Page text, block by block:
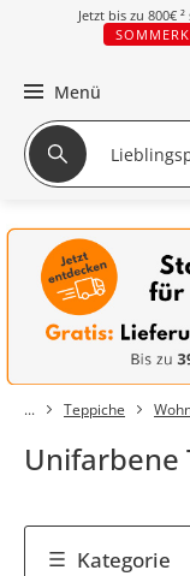
Jetzt bis zu 800€ ²
Menü
Teppiche
Unifarbene
Kategorie